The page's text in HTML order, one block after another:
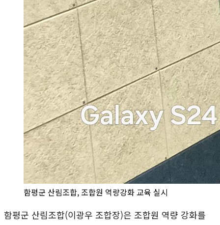
함평군 산림조합, 조합원 역량강화 교육 실시
함평군 산림조합(이광우 조합장)은 조합원 역량 강화를